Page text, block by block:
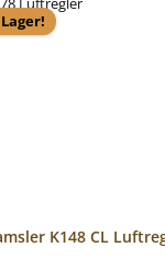
K148 CL